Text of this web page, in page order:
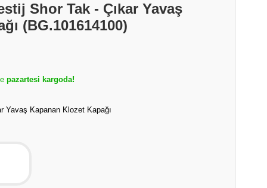
Shor Tak - Çıkar Yavaş
(BG.101614100)
pazartesi kargoda!
Yavaş Kapanan Klozet Kapağı